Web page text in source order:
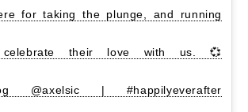
for taking the plunge, and running
their love with us. 💞
@axelsic | #happilyeverafter